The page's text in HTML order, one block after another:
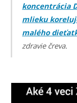
koncentrácia
mlieku
malého
zdravie čreva.